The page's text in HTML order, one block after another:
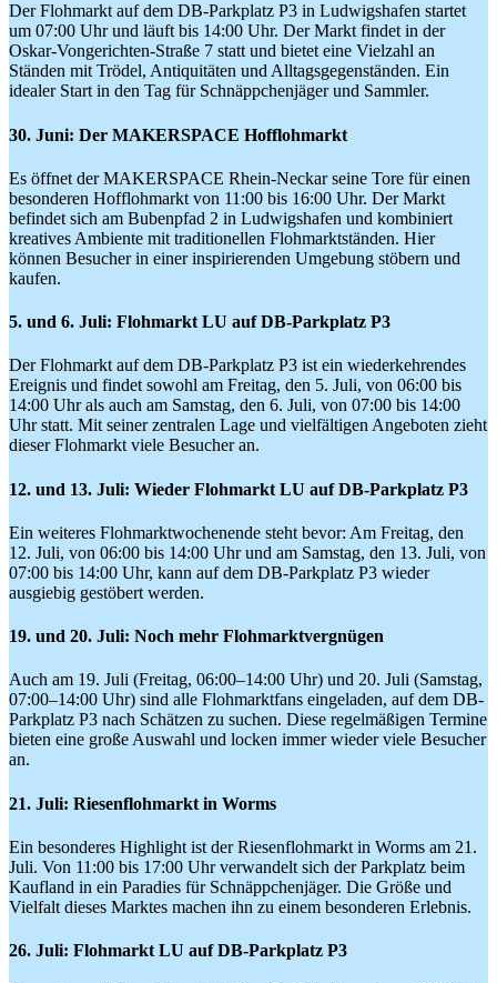
Der Flohmarkt auf dem DB-Parkplatz P3 in Ludwigshafen startet
um 07:00 Uhr und läuft bis 14:00 Uhr. Der Markt findet in der
Oskar-Vongerichten-Straße 7 statt und bietet eine Vielzahl an
Ständen mit Trödel, Antiquitäten und Alltagsgegenständen. Ein
idealer Start in den Tag für Schnäppchenjäger und Sammler.
30. Juni: Der MAKERSPACE Hofflohmarkt
Es öffnet der MAKERSPACE Rhein-Neckar seine Tore für einen
besonderen Hofflohmarkt von 11:00 bis 16:00 Uhr. Der Markt
befindet sich am Bubenpfad 2 in Ludwigshafen und kombiniert
kreatives Ambiente mit traditionellen Flohmarktständen. Hier
können Besucher in einer inspirierenden Umgebung stöbern und
kaufen.
5. und 6. Juli: Flohmarkt LU auf DB-Parkplatz P3
Der Flohmarkt auf dem DB-Parkplatz P3 ist ein wiederkehrendes
Ereignis und findet sowohl am Freitag, den 5. Juli, von 06:00 bis
14:00 Uhr als auch am Samstag, den 6. Juli, von 07:00 bis 14:00
Uhr statt. Mit seiner zentralen Lage und vielfältigen Angeboten zieht
dieser Flohmarkt viele Besucher an.
12. und 13. Juli: Wieder Flohmarkt LU auf DB-Parkplatz P3
Ein weiteres Flohmarktwochenende steht bevor: Am Freitag, den
12. Juli, von 06:00 bis 14:00 Uhr und am Samstag, den 13. Juli, von
07:00 bis 14:00 Uhr, kann auf dem DB-Parkplatz P3 wieder
ausgiebig gestöbert werden.
19. und 20. Juli: Noch mehr Flohmarktvergnügen
Auch am 19. Juli (Freitag, 06:00–14:00 Uhr) und 20. Juli (Samstag,
07:00–14:00 Uhr) sind alle Flohmarktfans eingeladen, auf dem DB-
Parkplatz P3 nach Schätzen zu suchen. Diese regelmäßigen Termine
bieten eine große Auswahl und locken immer wieder viele Besucher
an.
21. Juli: Riesenflohmarkt in Worms
Ein besonderes Highlight ist der Riesenflohmarkt in Worms am 21.
Juli. Von 11:00 bis 17:00 Uhr verwandelt sich der Parkplatz beim
Kaufland in ein Paradies für Schnäppchenjäger. Die Größe und
Vielfalt dieses Marktes machen ihn zu einem besonderen Erlebnis.
26. Juli: Flohmarkt LU auf DB-Parkplatz P3